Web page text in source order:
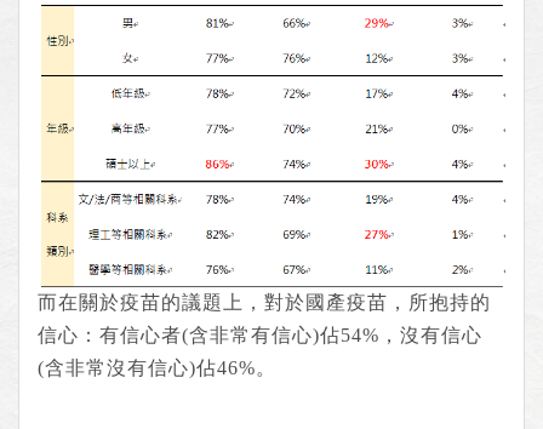
而在關於疫苗的議題上，對於國產疫苗，所抱持的
信心：有信心者(含非常有信心)佔54%，沒有信心
(含非常沒有信心)佔46%。